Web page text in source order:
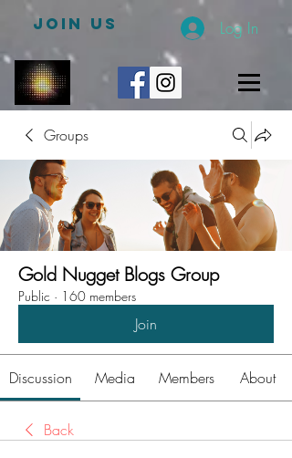
JOIN US Log In
Groups
Gold Nugget Blogs Group
Public · 160 members
Join
Discussion Media Members About
Back